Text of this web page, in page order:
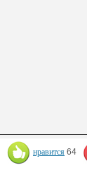
нравится 64